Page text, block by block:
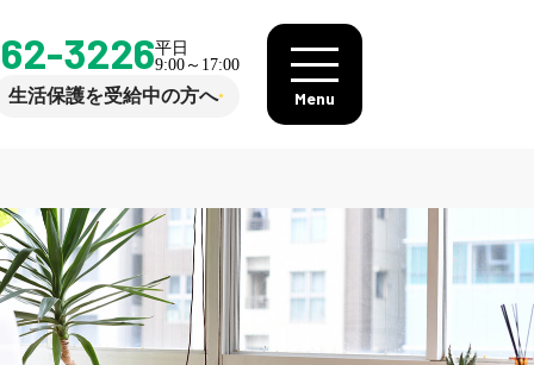
3226平日
9:00～17:00
生活保護を受給中の方へ Menu